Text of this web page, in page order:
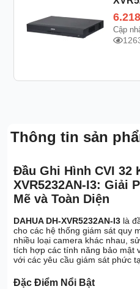
Thông tin sản
Đầu Ghi Hình CVI 32
XVR5232AN-I3: Giải
Mẽ và Toàn Diện
DAHUA DH-XVR5232AN-I3 là
cho các hệ thống giám sát quy
nhiều loại camera khác nhau,
tích hợp các tính năng bảo mật
với các yêu cầu giám sát phức
Đặc Điểm Nổi Bật
Cập